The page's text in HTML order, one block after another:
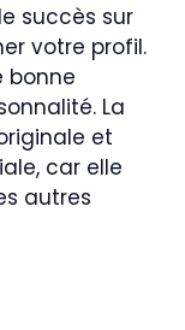
succès sur
votre profil.
bonne
La
et
car elle
autres